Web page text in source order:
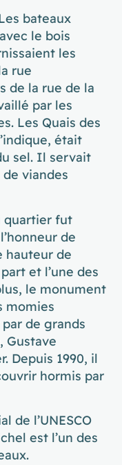
bateaux
le bois
les
rue
de la rue de la
par les
Les Quais des
était
sel. Il servait
viandes
quartier fut
de
hauteur de
et l’une des
le monument
momies
de grands
Gustave
Depuis 1990, il
hormis par
de l’UNESCO
est l’un des